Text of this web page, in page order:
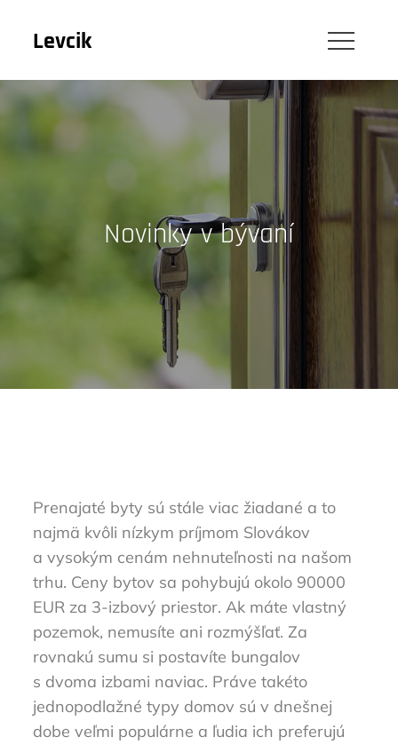
Levcik
Novinky v bývaní
Prenajaté byty sú stále viac žiadané a to
najmä kvôli nízkym príjmom Slovákov
a vysokým cenám nehnuteľnosti na našom
trhu. Ceny bytov sa pohybujú okolo 90000
EUR za 3-izbový priestor. Ak máte vlastný
pozemok, nemusíte ani rozmýšľať. Za
rovnakú sumu si postavíte bungalov
s dvoma izbami naviac. Práve takéto
jednopodlažné typy domov sú v dnešnej
dobe veľmi populárne a ľudia ich preferujú